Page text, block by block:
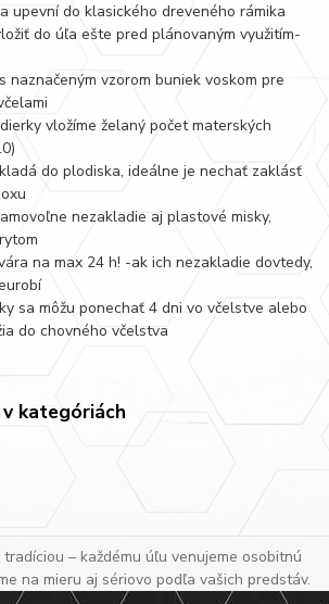
upevní do klasického dreveného rámika
do úľa ešte pred plánovaným využitím-
naznačeným vzorom buniek voskom pre
vložíme želaný počet materských
do plodiska, ideálne je nechať zaklásť
nezakladie aj plastové misky,
na max 24 h! -ak ich nezakladie dovtedy,
sa môžu ponechať 4 dni vo včelstve alebo
do chovného včelstva
kategóriách
– každému úľu venujeme osobitnú
na mieru aj sériovo podľa vašich predstáv.